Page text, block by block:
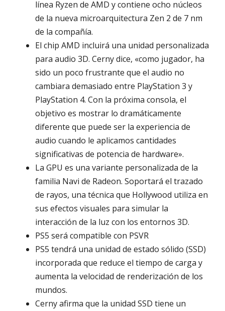
línea Ryzen de AMD y contiene ocho núcleos
de la nueva microarquitectura Zen 2 de 7 nm
de la compañía.
El chip AMD incluirá una unidad personalizada
para audio 3D. Cerny dice, «como jugador, ha
sido un poco frustrante que el audio no
cambiara demasiado entre PlayStation 3 y
PlayStation 4. Con la próxima consola, el
objetivo es mostrar lo dramáticamente
diferente que puede ser la experiencia de
audio cuando le aplicamos cantidades
significativas de potencia de hardware».
La GPU es una variante personalizada de la
familia Navi de Radeon. Soportará el trazado
de rayos, una técnica que Hollywood utiliza en
sus efectos visuales para simular la
interacción de la luz con los entornos 3D.
PS5 será compatible con PSVR
PS5 tendrá una unidad de estado sólido (SSD)
incorporada que reduce el tiempo de carga y
aumenta la velocidad de renderización de los
mundos.
Cerny afirma que la unidad SSD tiene un